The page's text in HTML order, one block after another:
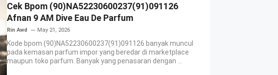
Cek Bpom (90)NA52230600237(91)091126
Afnan 9 AM Dive Eau De Parfum
Rin Awd May 21, 2026
Kode bpom (90)NA52230600237(91)091126 banyak muncul
pada kemasan parfum impor yang beredar di marketplace
maupun toko parfum. Banyak yang penasaran dengan ...